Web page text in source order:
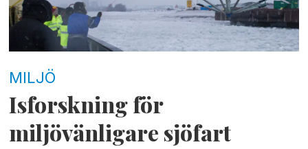
MILJÖ
Isforskning för
miljövänligare sjöfart